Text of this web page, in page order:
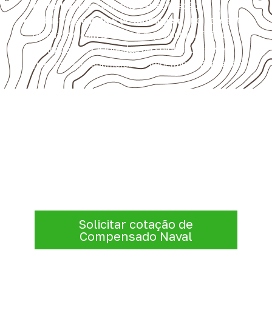
motorhomes, conforme especificação.
Indústrias e linhas de montagem que necessitam
de chapas com formato e espessura definidos.
Aplicações relacionadas ao setor náutico, sem
presumir uso submerso ou impermeabilidade total.
Solicitar cotação de
Compensado Naval